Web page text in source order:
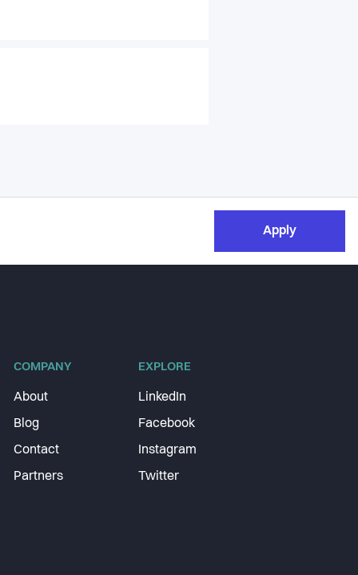
Apply
COMPANY
About
Blog
Contact
Partners
EXPLORE
LinkedIn
Facebook
Instagram
Twitter